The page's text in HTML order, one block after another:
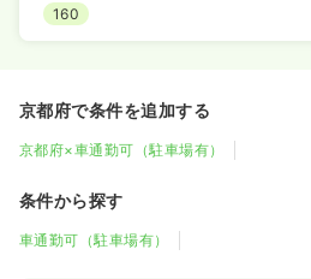
160
京都府で条件を追加する
京都府×車通勤可（駐車場有）
条件から探す
車通勤可（駐車場有）